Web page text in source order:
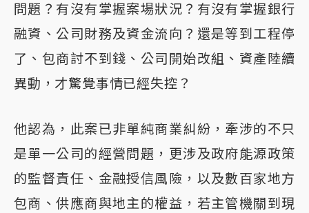
問題？有沒有掌握案場狀況？有沒有掌握銀行
融資、公司財務及資金流向？還是等到工程停
了、包商討不到錢、公司開始改組、資產陸續
異動，才驚覺事情已經失控？
他認為，此案已非單純商業糾紛，牽涉的不只
是單一公司的經營問題，更涉及政府能源政策
的監督責任、金融授信風險，以及數百家地方
包商、供應商與地主的權益，若主管機關到現